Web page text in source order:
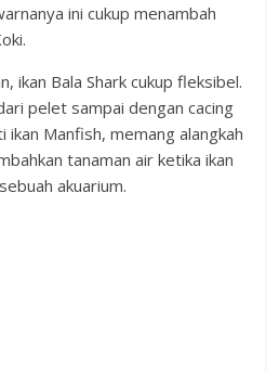
ini cukup menambah
ikan Bala Shark cukup fleksibel.
pelet sampai dengan cacing
ikan Manfish, memang alangkah
tanaman air ketika ikan
akuarium.